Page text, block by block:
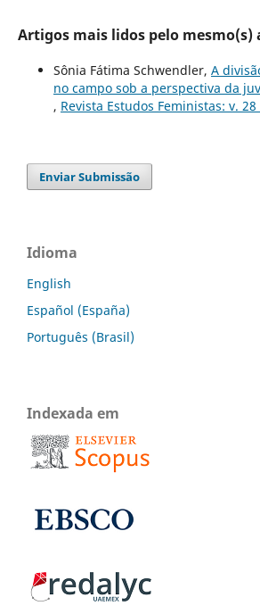
Artigos mais lidos pelo mesmo(s)
Sônia Fátima Schwendler, A
no campo sob a perspectiva da
, Revista Estudos Feministas: v.
Enviar Submissão
Idioma
English
Español (España)
Português (Brasil)
Indexada em